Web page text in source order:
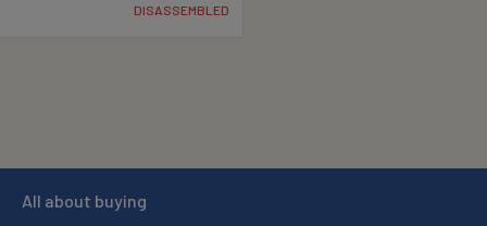
DISASSEMBLED
All about buying